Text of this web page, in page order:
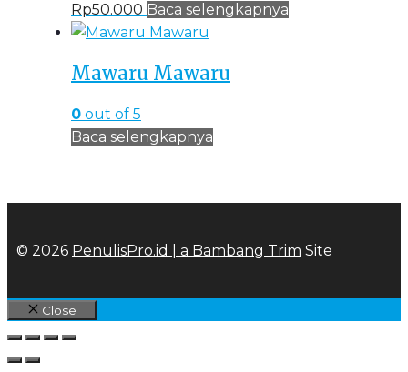
Rp50.000 Baca selengkapnya
Mawaru Mawaru
0 out of 5
Baca selengkapnya
© 2026 PenulisPro.id | a Bambang Trim Site
Close